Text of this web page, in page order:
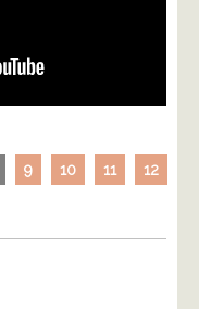
9 10 11 12